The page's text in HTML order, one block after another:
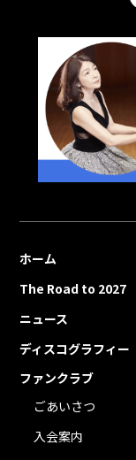
ホーム
The Road to 2027
ニュース
ディスコグラフィー
ファンクラブ
ごあいさつ
入会案内